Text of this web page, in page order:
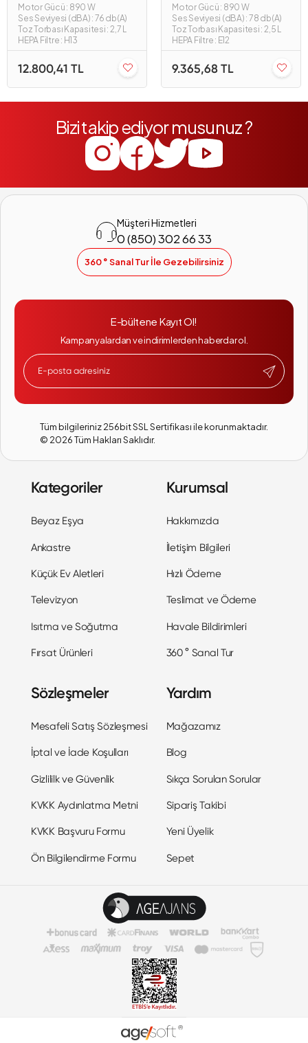
Süpürge
Motor Gücü : 890 W
Ses Seviyesi (dBA) : 76 db(A)
Toz Torbası Kapasitesi : 2,7 L
HEPA Filtre : H13
12.800,41 TL
Motor Gücü : 890 W
Ses Seviyesi (dBA) : 78 db(A)
Toz Torbası Kapasitesi : 2,5 L
HEPA Filtre : E12
9.365,68 TL
Bizi takip ediyor musunuz ?
Müşteri Hizmetleri
0 (850) 302 66 33
360 ° Sanal Tur İle Gezebilirsiniz
E-bültene Kayıt Ol!
Kampanyalardan ve indirimlerden haberdar ol.
Tüm bilgileriniz 256bit SSL Sertifikası ile korunmaktadır.
© 2026Tüm Hakları Saklıdır.
Kategoriler
Beyaz Eşya
Ankastre
Küçük Ev Aletleri
Televizyon
Isıtma ve Soğutma
Fırsat Ürünleri
Kurumsal
Hakkımızda
İletişim Bilgileri
Hızlı Ödeme
Teslimat ve Ödeme
Havale Bildirimleri
360 ° Sanal Tur
Sözleşmeler
Mesafeli Satış Sözleşmesi
İptal ve İade Koşulları
Gizlililk ve Güvenlik
KVKK Aydınlatma Metni
KVKK Başvuru Formu
Ön Bilgilendirme Formu
Yardım
Mağazamız
Blog
Sıkça Sorulan Sorular
Sipariş Takibi
Yeni Üyelik
Sepet